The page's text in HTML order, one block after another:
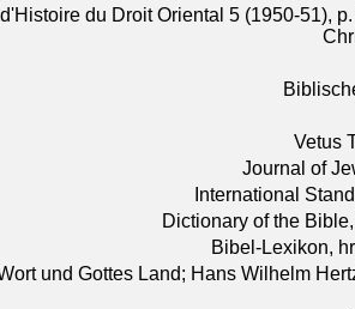
du Droit Oriental 5 (1950-51),
Vetus
Journal of
International
Dictionary of the
Bibel-Lexikon,
und Gottes Land; Hans Wilhelm